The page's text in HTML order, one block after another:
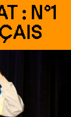
: N°1